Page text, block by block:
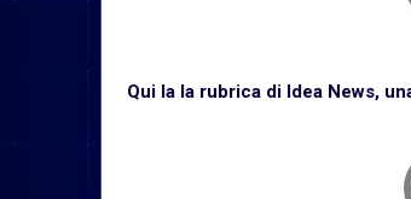
Qui la la rubrica di Idea News,